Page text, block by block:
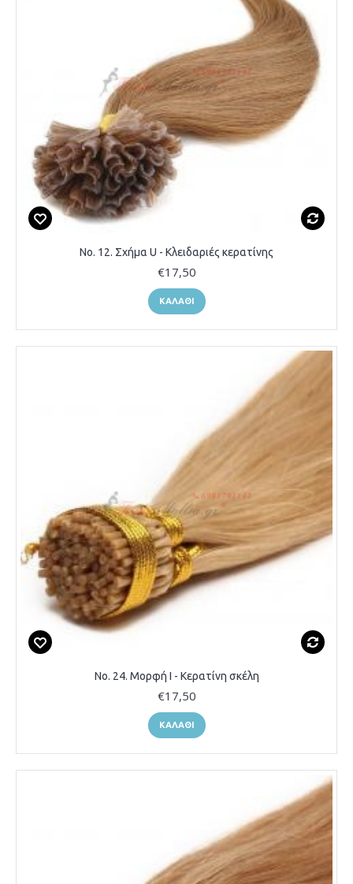
Νο. 12. Σχήμα U - Κλειδαριές κερατίνης
€17,50
ΚΑΛΆΘΙ
Νο. 24. Μορφή Ι - Κερατίνη σκέλη
€17,50
ΚΑΛΆΘΙ